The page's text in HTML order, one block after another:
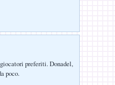
preferiti. Donadel,
poco.